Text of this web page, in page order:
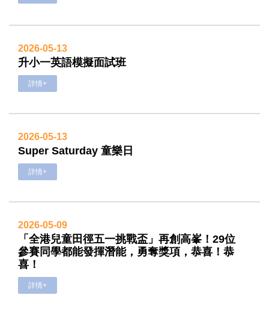
2026-05-13
升小一英語模擬面試班
詳情+
2026-05-13
Super Saturday 童樂日
詳情+
2026-05-09
「全港兒童田徑五一挑戰盃」再創高峯！29位
參賽同學都能發揮潛能，勇奪獎項，恭喜！恭
喜！
詳情+